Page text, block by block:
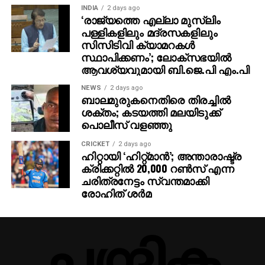
ജോ, വിഎഫ്എക്സ് – വിശ്വ എഫ് എക്സ്, സിങ്ക്
സൗണ്ട് – സപ്ത റെക്കോർഡ്സ്, സ്റ്റിൽസ്- നിദാദ്,
ടൈറ്റിൽ ഡിസൈൻ – ആഷിഫ് സലീം, പബ്ലിസിറ്റി
ഡിസൈൻസ്- ആൻ്റണി സ്റ്റീഫൻ, ആഷിഫ് സലീം,
ഡിജിറ്റൽ മാർക്കറ്റിംഗ്- വിഷ്ണു സുഗതൻ, ഓവർസീസ്
ഡിസ്ട്രിബൂഷൻ പാർട്ണർ- ട്രൂത് ഗ്ലോബൽ ഫിലിംസ്,
പിആർഓ – വൈശാഖ് സി വടക്കേവീട്, ജിനു
അനിൽകുമാർ.
INDIA 2 days ago
‘രാജ്യത്തെ എല്ലാ മുസ്‌ലിം
പള്ളികളിലും മദ്രസകളിലും
സിസിടിവി ക്യാമറകള്‍
സ്ഥാപിക്കണം’; ലോക്‌സഭയില്‍
ആവശ്യവുമായി ബി.ജെ.പി എം.പി
NEWS 2 days ago
ബാലമുരുകനെതിരെ തിരച്ചില്‍
ശക്തം; കടയത്തി മലയിടുക്ക്
പൊലീസ് വളഞ്ഞു
CRICKET 2 days ago
ഹിറ്റായി ‘ഹിറ്റ്മാന്‍’; അന്താരാഷ്ട്ര
ക്രിക്കറ്റില്‍ 20,000 റണ്‍സ് എന്ന
ചരിത്രനേട്ടം സ്വന്തമാക്കി
രോഹിത് ശര്‍മ